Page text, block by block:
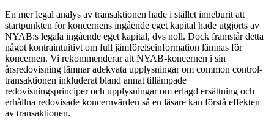
En mer legal analys av transaktionen hade i stället inneburit att
startpunkten för koncernens ingående eget kapital hade utgjorts av
NYAB:s legala ingående eget kapital, dvs noll. Dock framstår detta
något kontraintuitivt om full jämförelseinformation lämnas för
koncernen. Vi rekommenderar att NYAB-koncernen i sin
årsredovisning lämnar adekvata upplysningar om common control-
transaktionen inkluderat bland annat tillämpade
redovisningsprinciper och upplysningar om erlagd ersättning och
erhållna redovisade koncernvärden så en läsare kan förstå effekten
av transaktionen.